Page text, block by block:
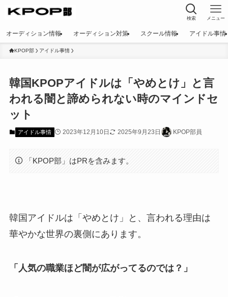
検索 メニュー
オーディション情報 オーディション対策 スクール情報 アイドル事情
KPOP部 アイドル事情
韓国KPOPアイドルは「やめとけ」と言
われる闇と諦められない時のマインドセ
ット
アイドル事情 2023年12月10日 2025年9月23日 KPOP部員
「KPOP部」はPRを含みます。
韓国アイドルは「やめとけ」と、言われる理由は
華やかな世界の裏側にあります。
「人気の職業ほど闇が広がってるのでは？」